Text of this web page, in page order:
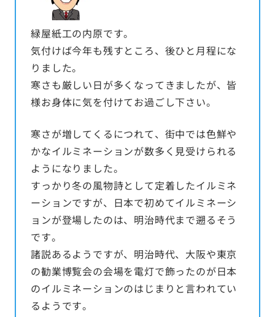
緑屋紙工の内原です。
気付けば今年も残すところ、後ひと月程にな
りました。
寒さも厳しい日が多くなってきましたが、皆
様お身体に気を付けてお過ごし下さい。
寒さが増してくるにつれて、街中では色鮮や
かなイルミネーションが数多く見受けられる
ようになりました。
すっかり冬の風物詩として定着したイルミネ
ーションですが、日本で初めてイルミネーシ
ョンが登場したのは、明治時代まで遡るそう
です。
諸説あるようですが、明治時代、大阪や東京
の勧業博覧会の会場を電灯で飾ったのが日本
のイルミネーションのはじまりと言われてい
るようです。